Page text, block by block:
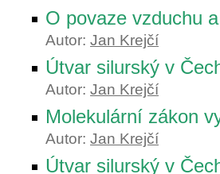
O povaze vzduchu
Autor: Jan Krejčí
Útvar silurský v
Autor: Jan Krejčí
Molekulární zákon
Autor: Jan Krejčí
Útvar silurský v